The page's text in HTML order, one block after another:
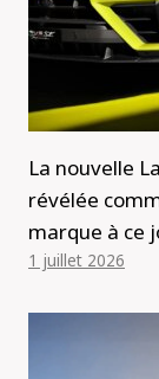
La nouvelle
révélée
marque à ce
1 juillet 2026